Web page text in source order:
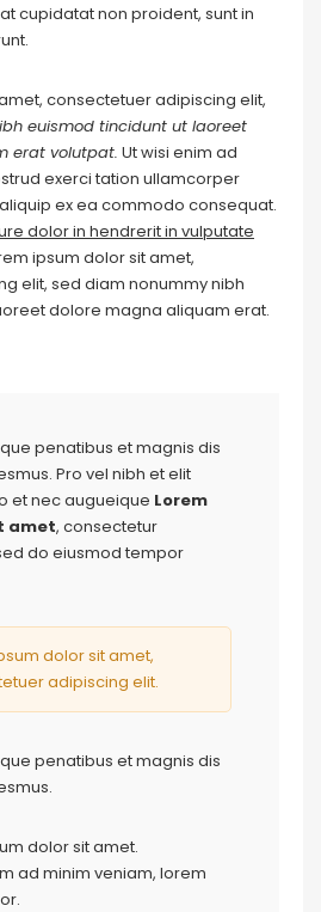
cupidatat non proident, sunt in
consectetuer adipiscing elit,
euismod tincidunt ut laoreet
erat volutpat. Ut wisi enim ad
exerci tation ullamcorper
ex ea commodo consequat.
dolor in hendrerit in vulputate
ipsum dolor sit amet,
elit, sed diam nonummy nibh
dolore magna aliquam erat.
penatibus et magnis dis
Pro vel nibh et elit
et nec augueique Lorem
amet, consectetur
do eiusmod tempor
dolor sit amet,
adipiscing elit.
penatibus et magnis dis
dolor sit amet.
ad minim veniam, lorem